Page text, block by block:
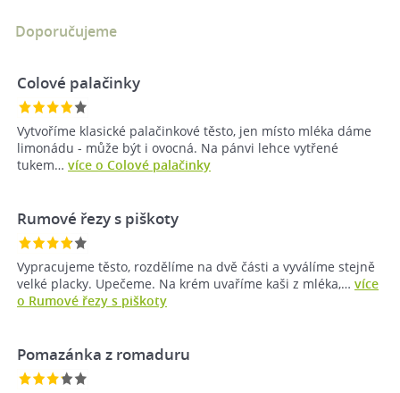
Doporučujeme
Colové palačinky
Vytvoříme klasické palačinkové těsto, jen místo mléka dáme
limonádu - může být i ovocná. Na pánvi lehce vytřené
tukem… více o Colové palačinky
Rumové řezy s piškoty
Vypracujeme těsto, rozdělíme na dvě části a vyválíme stejně
velké placky. Upečeme. Na krém uvaříme kaši z mléka,… více
o Rumové řezy s piškoty
Pomazánka z romaduru